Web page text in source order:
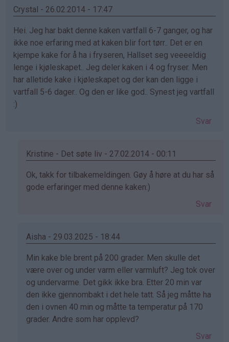
Crystal - 26.02.2014 - 17:47
Hei. Jeg har bakt denne kaken vartfall 6-7 ganger, og har
ikke noe erfaring med at kaken blir fort tørr.. Det er en
kjempe kake for å ha i fryseren, Hallset seg veeeeldig
lenge i kjøleskapet.. Jeg deler kaken i 4 og fryser. Men
har alletide kake i kjøleskapet og der kan den ligge i
vartfall 5-6 dager.. Og den er like god.. Synest jeg vartfall
:)
Svar
Kristine - Det søte liv - 27.02.2014 - 00:11
Som
svar
(ikke
Ok, takk for tilbakemeldingen. Gøy å høre at du har så
gode erfaringer med denne kaken:)
Svar
Aisha - 29.03.2025 - 18:44
Som
svar
på
av
Crystal
(ikke
Min kake ble brent på 200 grader. Men skulle det
være over og under varm eller varmluft? Jeg tok over
og undervarme. Det gikk ikke bra. Etter 20 min var
den ikke gjennombakt i det hele tatt. Så jeg måtte ha
den i ovnen 40 min og måtte ta temperatur på 170
grader. Andre som har opplevd?
Svar